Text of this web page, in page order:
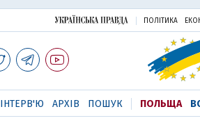
ПОЛІТИКА
ІНТЕРВ'Ю АРХІВ ПОШУК ПОЛЬЩА